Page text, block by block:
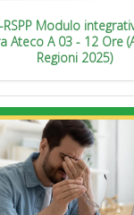
Modulo
Ateco A 03 - 12 Ore
Regioni 2025)